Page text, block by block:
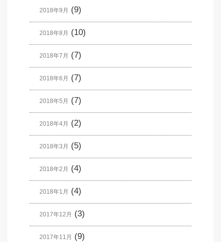
2018年9月 (9)
2018年8月 (10)
2018年7月 (7)
2018年6月 (7)
2018年5月 (7)
2018年4月 (2)
2018年3月 (5)
2018年2月 (4)
2018年1月 (4)
2017年12月 (3)
2017年11月 (9)